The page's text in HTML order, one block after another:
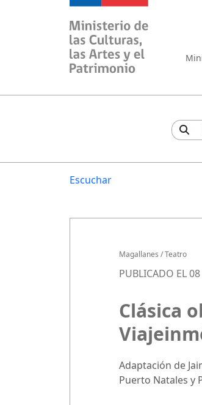
Ministerio de
Escuchar
Magallanes /Teatro
PUBLICADO EL
Clásica
Adaptación de
Puerto Natales y